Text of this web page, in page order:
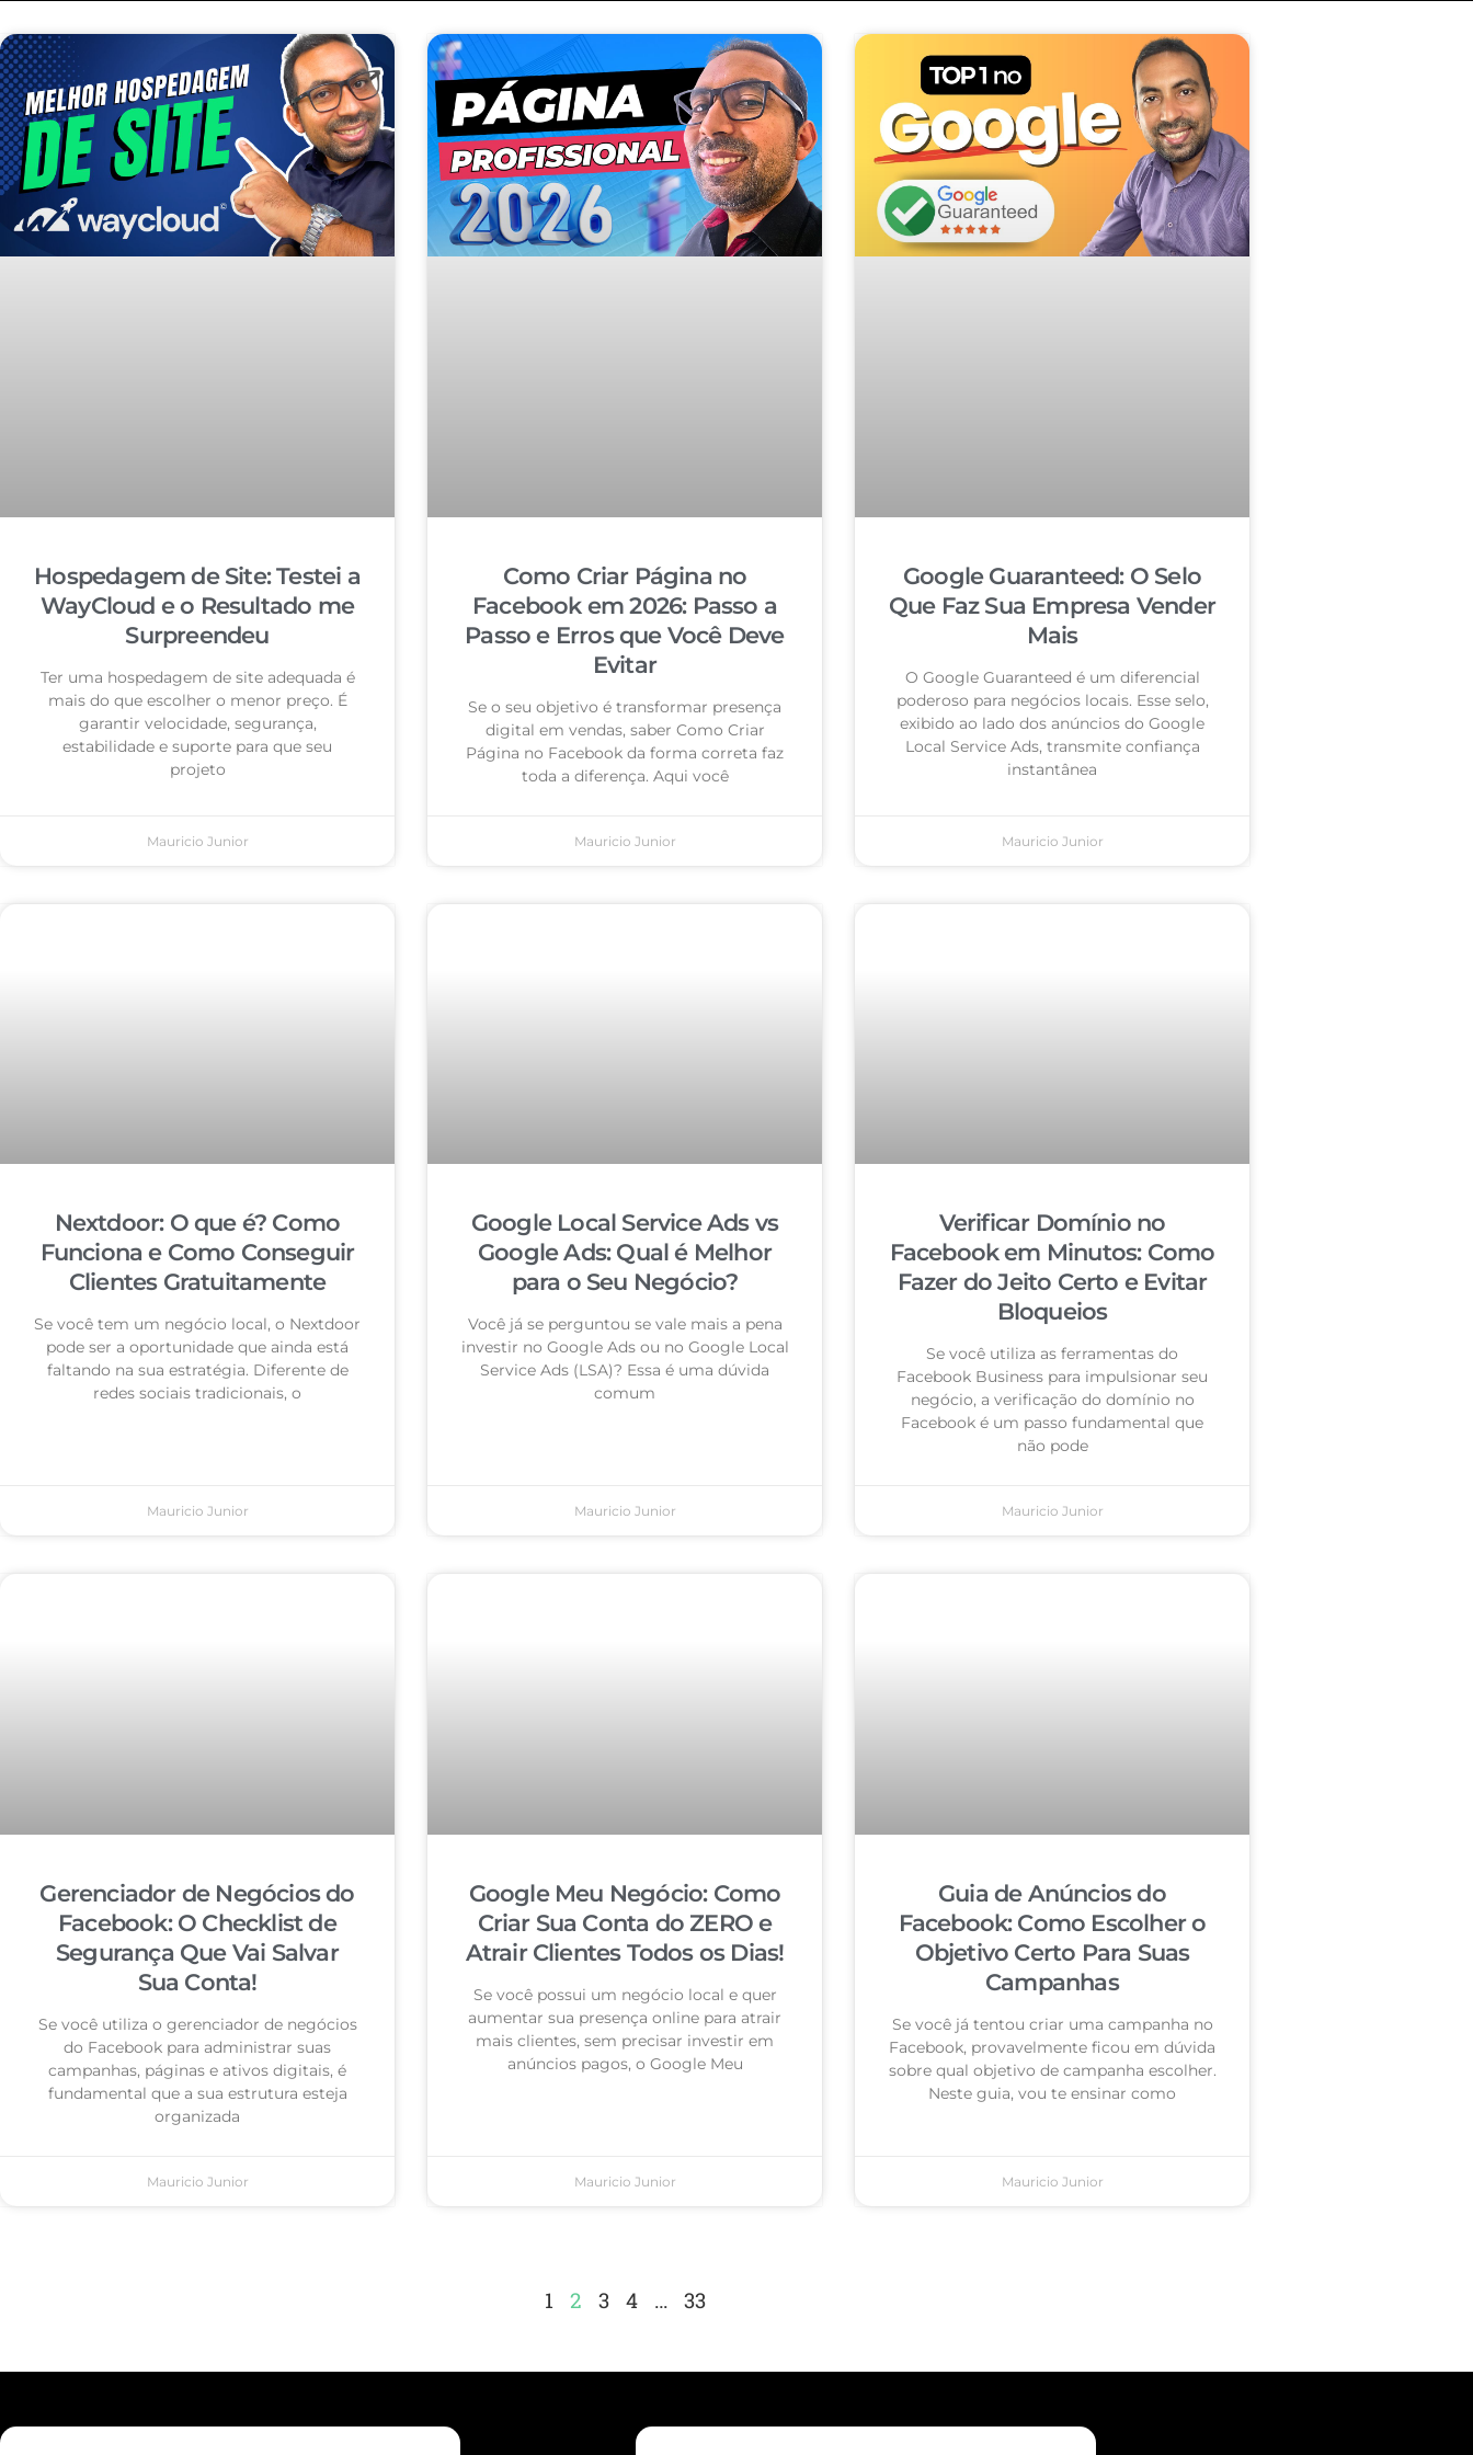
Hospedagem de Site: Testei a
WayCloud e o Resultado me
Surpreendeu
Ter uma hospedagem de site adequada é
mais do que escolher o menor preço. É
garantir velocidade, segurança,
estabilidade e suporte para que seu
projeto
Mauricio Junior
Como Criar Página no
Facebook em 2026: Passo a
Passo e Erros que Você Deve
Evitar
Se o seu objetivo é transformar presença
digital em vendas, saber Como Criar
Página no Facebook da forma correta faz
toda a diferença. Aqui você
Mauricio Junior
Google Guaranteed: O Selo
Que Faz Sua Empresa Vender
Mais
O Google Guaranteed é um diferencial
poderoso para negócios locais. Esse selo,
exibido ao lado dos anúncios do Google
Local Service Ads, transmite confiança
instantânea
Mauricio Junior
Nextdoor: O que é? Como
Funciona e Como Conseguir
Clientes Gratuitamente
Se você tem um negócio local, o Nextdoor
pode ser a oportunidade que ainda está
faltando na sua estratégia. Diferente de
redes sociais tradicionais, o
Mauricio Junior
Google Local Service Ads vs
Google Ads: Qual é Melhor
para o Seu Negócio?
Você já se perguntou se vale mais a pena
investir no Google Ads ou no Google Local
Service Ads (LSA)? Essa é uma dúvida
comum
Mauricio Junior
Verificar Domínio no
Facebook em Minutos: Como
Fazer do Jeito Certo e Evitar
Bloqueios
Se você utiliza as ferramentas do
Facebook Business para impulsionar seu
negócio, a verificação do domínio no
Facebook é um passo fundamental que
não pode
Mauricio Junior
Gerenciador de Negócios do
Facebook: O Checklist de
Segurança Que Vai Salvar
Sua Conta!
Se você utiliza o gerenciador de negócios
do Facebook para administrar suas
campanhas, páginas e ativos digitais, é
fundamental que a sua estrutura esteja
organizada
Mauricio Junior
Google Meu Negócio: Como
Criar Sua Conta do ZERO e
Atrair Clientes Todos os Dias!
Se você possui um negócio local e quer
aumentar sua presença online para atrair
mais clientes, sem precisar investir em
anúncios pagos, o Google Meu
Mauricio Junior
Guia de Anúncios do
Facebook: Como Escolher o
Objetivo Certo Para Suas
Campanhas
Se você já tentou criar uma campanha no
Facebook, provavelmente ficou em dúvida
sobre qual objetivo de campanha escolher.
Neste guia, vou te ensinar como
Mauricio Junior
1 2 3 4 … 33